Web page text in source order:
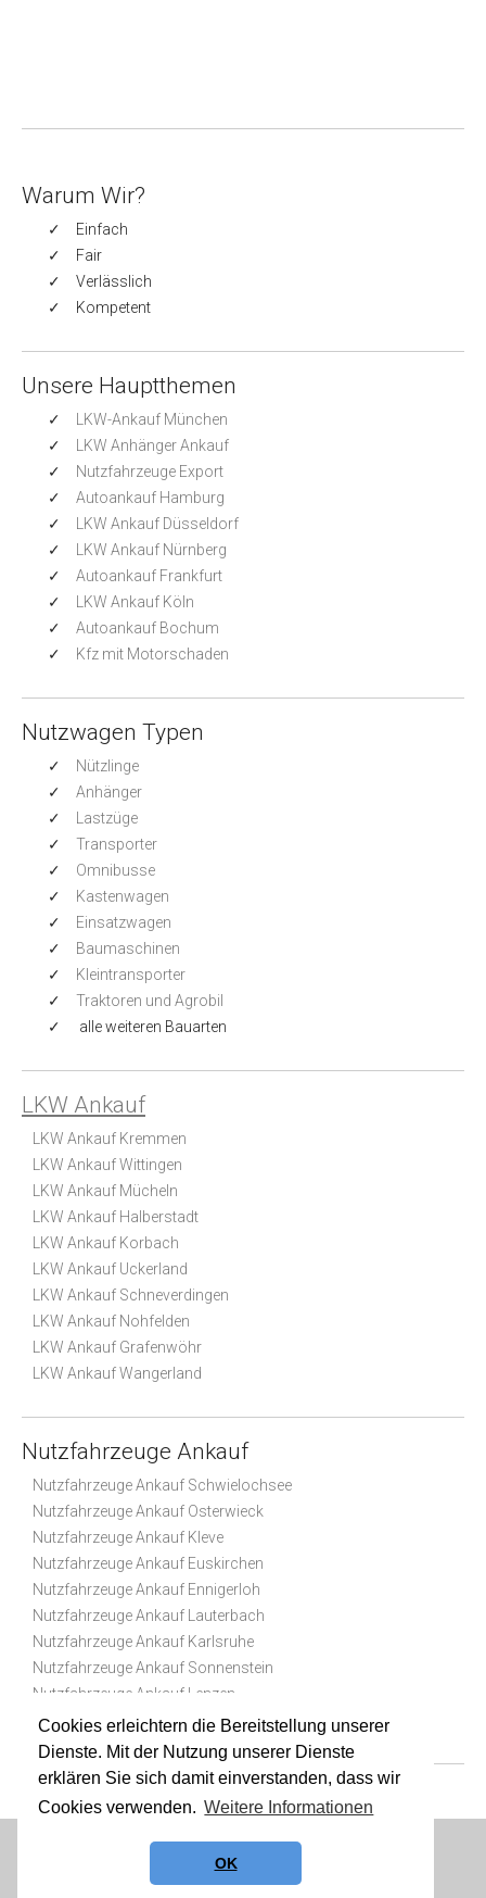
Cookies erleichtern die Bereitstellung unserer
Dienste. Mit der Nutzung unserer Dienste
erklären Sie sich damit einverstanden, dass wir
Cookies verwenden. Weitere Informationen
OK
Warum Wir?
Einfach
Fair
Verlässlich
Kompetent
Unsere Hauptthemen
LKW-Ankauf München
LKW Anhänger Ankauf
Nutzfahrzeuge Export
Autoankauf Hamburg
LKW Ankauf Düsseldorf
LKW Ankauf Nürnberg
Autoankauf Frankfurt
LKW Ankauf Köln
Autoankauf Bochum
Kfz mit Motorschaden
Nutzwagen Typen
Nützlinge
Anhänger
Lastzüge
Transporter
Omnibusse
Kastenwagen
Einsatzwagen
Baumaschinen
Kleintransporter
Traktoren und Agrobil
alle weiteren Bauarten
LKW Ankauf
LKW Ankauf Kremmen
LKW Ankauf Wittingen
LKW Ankauf Mücheln
LKW Ankauf Halberstadt
LKW Ankauf Korbach
LKW Ankauf Uckerland
LKW Ankauf Schneverdingen
LKW Ankauf Nohfelden
LKW Ankauf Grafenwöhr
LKW Ankauf Wangerland
Nutzfahrzeuge Ankauf
Nutzfahrzeuge Ankauf Schwielochsee
Nutzfahrzeuge Ankauf Osterwieck
Nutzfahrzeuge Ankauf Kleve
Nutzfahrzeuge Ankauf Euskirchen
Nutzfahrzeuge Ankauf Ennigerloh
Nutzfahrzeuge Ankauf Lauterbach
Nutzfahrzeuge Ankauf Karlsruhe
Nutzfahrzeuge Ankauf Sonnenstein
Nutzfahrzeuge Ankauf Lenzen
Nutzfahrzeuge Ankauf Geeste
|Impressum